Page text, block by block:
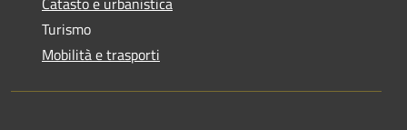
Turismo
Mobilità e trasporti